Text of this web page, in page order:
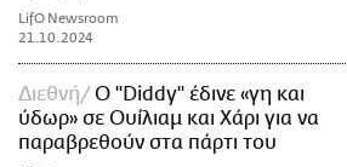
LifO Newsroom
21.10.2024
Διεθνή
O "Diddy" έδινε «γη και
ύδωρ» σε Ουίλιαμ και Χάρι για να
παραβρεθούν στα πάρτι του